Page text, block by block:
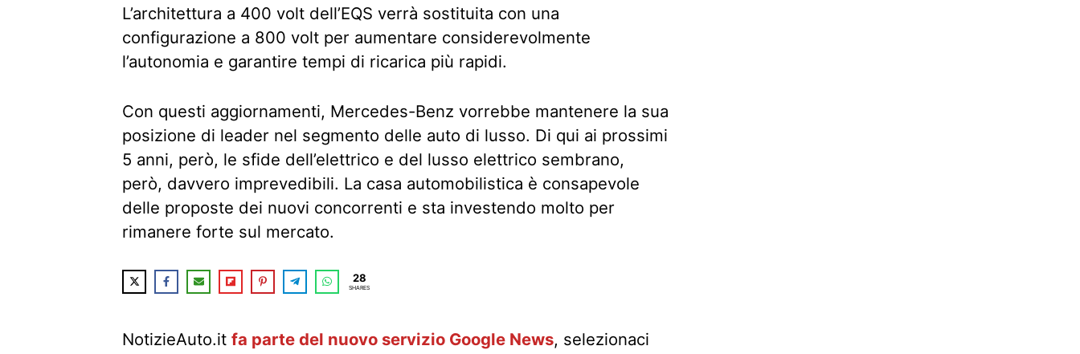
L’architettura a 400 volt dell’EQS verrà sostituita con una
configurazione a 800 volt per aumentare considerevolmente
l’autonomia e garantire tempi di ricarica più rapidi.
Con questi aggiornamenti, Mercedes-Benz vorrebbe mantenere la sua
posizione di leader nel segmento delle auto di lusso. Di qui ai prossimi
5 anni, però, le sfide dell’elettrico e del lusso elettrico sembrano,
però, davvero imprevedibili. La casa automobilistica è consapevole
delle proposte dei nuovi concorrenti e sta investendo molto per
rimanere forte sul mercato.
28
SHARES
NotizieAuto.it fa parte del nuovo servizio Google News, selezionaci